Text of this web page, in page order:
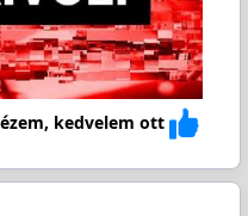
kedvelem ott